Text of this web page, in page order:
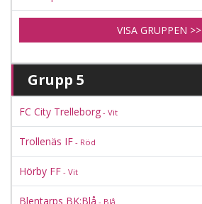
VISA GRUPPEN >>
Grupp 5
FC City Trelleborg - Vit
Trollenäs IF - Röd
Hörby FF - Vit
Blentarps BK:Blå - Blå